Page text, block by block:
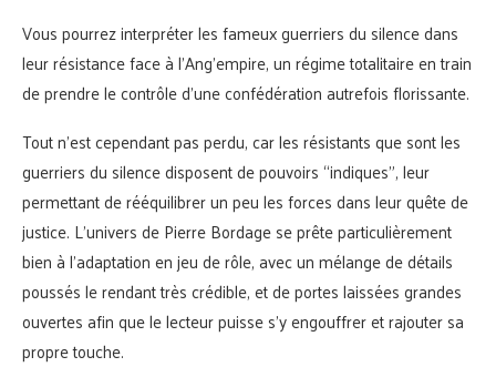
Vous pourrez interpréter les fameux guerriers du silence dans
leur résistance face à l’Ang’empire, un régime totalitaire en train
de prendre le contrôle d’une confédération autrefois florissante.
Tout n’est cependant pas perdu, car les résistants que sont les
guerriers du silence disposent de pouvoirs “indiques”, leur
permettant de rééquilibrer un peu les forces dans leur quête de
justice. L’univers de Pierre Bordage se prête particulièrement
bien à l’adaptation en jeu de rôle, avec un mélange de détails
poussés le rendant très crédible, et de portes laissées grandes
ouvertes afin que le lecteur puisse s’y engouffrer et rajouter sa
propre touche.